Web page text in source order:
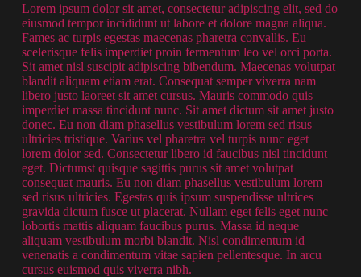
Lorem ipsum dolor sit amet, consectetur adipiscing elit, sed do
eiusmod tempor incididunt ut labore et dolore magna aliqua.
Fames ac turpis egestas maecenas pharetra convallis. Eu
scelerisque felis imperdiet proin fermentum leo vel orci porta.
Sit amet nisl suscipit adipiscing bibendum. Maecenas volutpat
blandit aliquam etiam erat. Consequat semper viverra nam
libero justo laoreet sit amet cursus. Mauris commodo quis
imperdiet massa tincidunt nunc. Sit amet dictum sit amet justo
donec. Eu non diam phasellus vestibulum lorem sed risus
ultricies tristique. Varius vel pharetra vel turpis nunc eget
lorem dolor sed. Consectetur libero id faucibus nisl tincidunt
eget. Dictumst quisque sagittis purus sit amet volutpat
consequat mauris. Eu non diam phasellus vestibulum lorem
sed risus ultricies. Egestas quis ipsum suspendisse ultrices
gravida dictum fusce ut placerat. Nullam eget felis eget nunc
lobortis mattis aliquam faucibus purus. Massa id neque
aliquam vestibulum morbi blandit. Nisl condimentum id
venenatis a condimentum vitae sapien pellentesque. In arcu
cursus euismod quis viverra nibh.